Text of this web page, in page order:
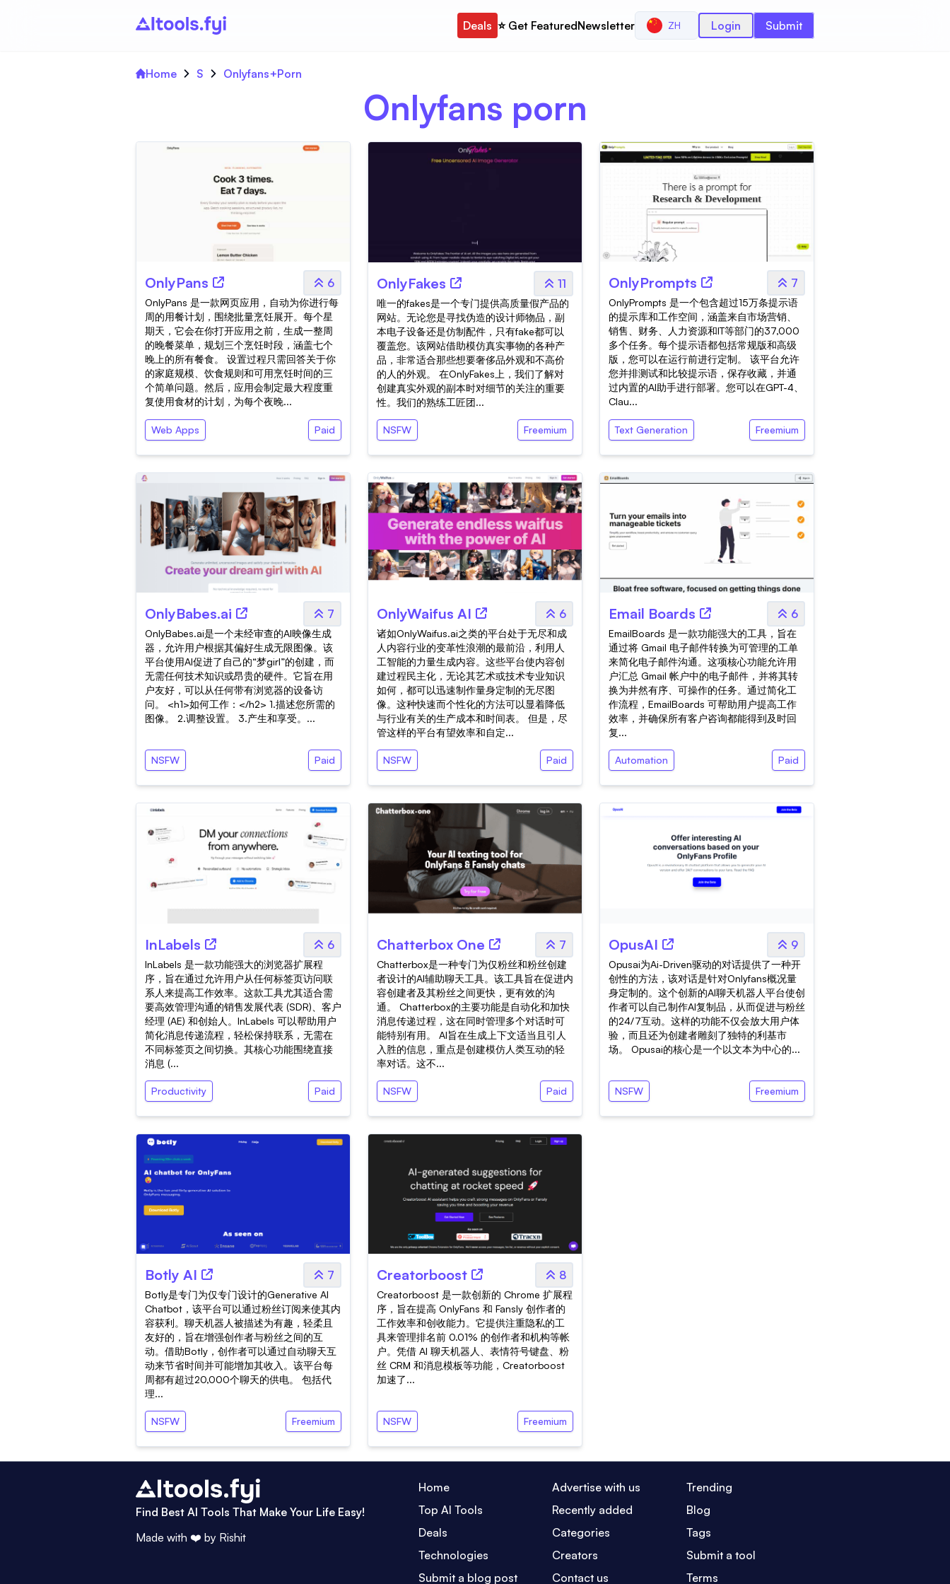
Deals ⭐️ Get FeaturedNewsletter ZH Login Submit
Home S Onlyfans+Porn
Onlyfans porn
OnlyPans 6
OnlyPans 是一款网页应用，自动为你进行每
周的用餐计划，围绕批量烹饪展开。每个星
期天，它会在你打开应用之前，生成一整周
的晚餐菜单，规划三个烹饪时段，涵盖七个
晚上的所有餐食。 设置过程只需回答关于你
的家庭规模、饮食规则和可用烹饪时间的三
个简单问题。然后，应用会制定最大程度重
复使用食材的计划，为每个夜晚...
Web Apps Paid
OnlyFakes 11
唯一的fakes是一个专门提供高质量假产品的
网站。无论您是寻找伪造的设计师物品，副
本电子设备还是仿制配件，只有fake都可以
覆盖您。该网站借助模仿真实事物的各种产
品，非常适合那些想要奢侈品外观和不高价
的人的外观。 在OnlyFakes上，我们了解对
创建真实外观的副本时对细节的关注的重要
性。我们的熟练工匠团...
NSFW Freemium
OnlyPrompts 7
OnlyPrompts 是一个包含超过15万条提示语
的提示库和工作空间，涵盖来自市场营销、
销售、财务、人力资源和IT等部门的37,000
多个任务。每个提示语都包括常规版和高级
版，您可以在运行前进行定制。 该平台允许
您并排测试和比较提示语，保存收藏，并通
过内置的AI助手进行部署。您可以在GPT-4、
Clau...
Text Generation Freemium
OnlyBabes.ai 7
OnlyBabes.ai是一个未经审查的AI映像生成
器，允许用户根据其偏好生成无限图像。该
平台使用AI促进了自己的“梦girl”的创建，而
无需任何技术知识或昂贵的硬件。它旨在用
户友好，可以从任何带有浏览器的设备访
问。 <h1>如何工作：</h2> 1.描述您所需的
图像。 2.调整设置。 3.产生和享受。...
NSFW Paid
OnlyWaifus AI 6
诸如OnlyWaifus.ai之类的平台处于无尽和成
人内容行业的变革性浪潮的最前沿，利用人
工智能的力量生成内容。这些平台使内容创
建过程民主化，无论其艺术或技术专业知识
如何，都可以迅速制作量身定制的无尽图
像。这种快速而个性化的方法可以显着降低
与行业有关的生产成本和时间表。 但是，尽
管这样的平台有望效率和自定...
NSFW Paid
Email Boards 6
EmailBoards 是一款功能强大的工具，旨在
通过将 Gmail 电子邮件转换为可管理的工单
来简化电子邮件沟通。这项核心功能允许用
户汇总 Gmail 帐户中的电子邮件，并将其转
换为井然有序、可操作的任务。通过简化工
作流程，EmailBoards 可帮助用户提高工作
效率，并确保所有客户咨询都能得到及时回
复...
Automation Paid
InLabels 6
InLabels 是一款功能强大的浏览器扩展程
序，旨在通过允许用户从任何标签页访问联
系人来提高工作效率。这款工具尤其适合需
要高效管理沟通的销售发展代表 (SDR)、客户
经理 (AE) 和创始人。InLabels 可以帮助用户
简化消息传递流程，轻松保持联系，无需在
不同标签页之间切换。其核心功能围绕直接
消息 (...
Productivity Paid
Chatterbox One 7
Chatterbox是一种专门为仅粉丝和粉丝创建
者设计的AI辅助聊天工具。该工具旨在促进内
容创建者及其粉丝之间更快，更有效的沟
通。 Chatterbox的主要功能是自动化和加快
消息传递过程，这在同时管理多个对话时可
能特别有用。 AI旨在生成上下文适当且引人
入胜的信息，重点是创建模仿人类互动的轻
率对话。这不...
NSFW Paid
OpusAI 9
Opusai为Ai-Driven驱动的对话提供了一种开
创性的方法，该对话是针对Onlyfans概况量
身定制的。这个创新的AI聊天机器人平台使创
作者可以自己制作AI复制品，从而促进与粉丝
的24/7互动。这样的功能不仅会放大用户体
验，而且还为创建者雕刻了独特的利基市
场。 Opusai的核心是一个以文本为中心的...
NSFW Freemium
Botly AI 7
Botly是专门为仅专门设计的Generative AI
Chatbot，该平台可以通过粉丝订阅来使其内
容获利。聊天机器人被描述为有趣，轻柔且
友好的，旨在增强创作者与粉丝之间的互
动。借助Botly，创作者可以通过自动聊天互
动来节省时间并可能增加其收入。该平台每
周都有超过20,000个聊天的供电。 包括代
理...
NSFW Freemium
Creatorboost 8
Creatorboost 是一款创新的 Chrome 扩展程
序，旨在提高 OnlyFans 和 Fansly 创作者的
工作效率和创收能力。它提供注重隐私的工
具来管理排名前 0.01% 的创作者和机构等帐
户。凭借 AI 聊天机器人、表情符号键盘、粉
丝 CRM 和消息模板等功能，Creatorboost
加速了...
NSFW Freemium
Find Best AI Tools That Make Your Life Easy!
Made with ❤️ by Rishit
Home Advertise with us
Trending
Top AI Tools
Recently added
Blog
Deals
Categories
Tags
Technologies
Creators
Submit a tool
Submit a blog post
Contact us Terms